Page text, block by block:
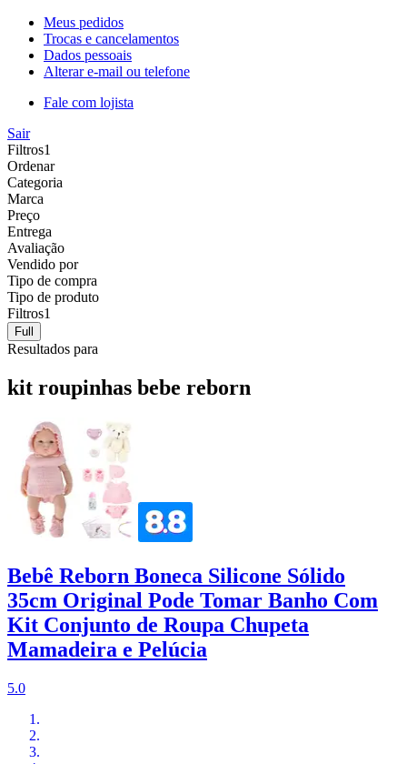
Meus pedidos
Trocas e cancelamentos
Dados pessoais
Alterar e-mail ou telefone
Fale com lojista
Sair
Filtros1
Ordenar
Categoria
Marca
Preço
Entrega
Avaliação
Vendido por
Tipo de compra
Tipo de produto
Filtros1
Full
Resultados para
kit roupinhas bebe reborn
Bebê Reborn Boneca Silicone Sólido
35cm Original Pode Tomar Banho Com
Kit Conjunto de Roupa Chupeta
Mamadeira e Pelúcia
5.0